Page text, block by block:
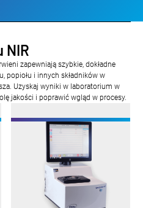
NIR
zapewniają szybkie, dokładne
popiołu i innych składników w
Uzyskaj wyniki w laboratorium w
jakości i poprawić wgląd w procesy.